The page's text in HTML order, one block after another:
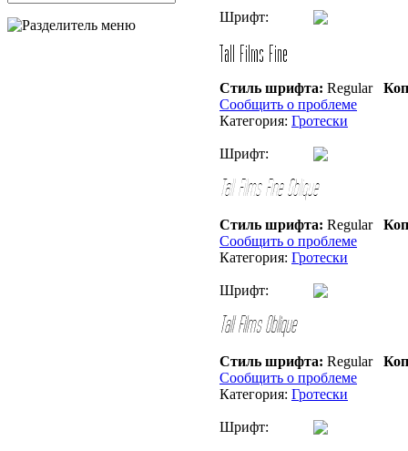
Шрифт:
Стиль шрифта: Regular
Сообщить о проблеме
Категория: Гротески
Шрифт:
Стиль шрифта: Regular
Сообщить о проблеме
Категория: Гротески
Шрифт:
Стиль шрифта: Regular
Сообщить о проблеме
Категория: Гротески
Шрифт: